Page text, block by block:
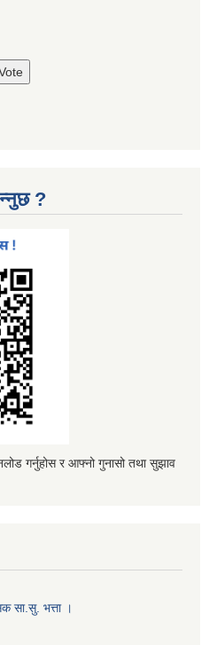
?
गर्नुहोस र आफ्नो गुनासो तथा सुझाव
सा.सु. भत्ता ।